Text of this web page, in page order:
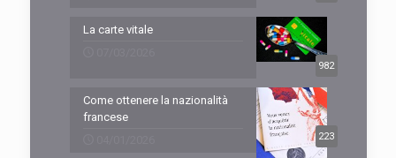
982
La carte vitale
223
Come ottenere la nazionalità
francese